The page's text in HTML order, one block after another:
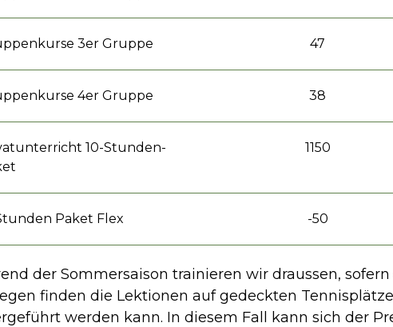
3er Gruppe 47
4er Gruppe 38
10-Stunden-
1150
Paket Flex -50
der Sommersaison trainieren wir draussen,
finden die Lektionen auf gedeckten
werden kann. In diesem Fall kann sich der